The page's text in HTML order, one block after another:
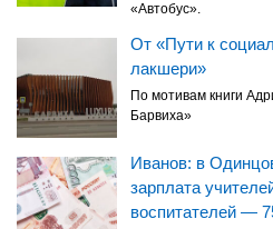
«Автобус».
От «Пути к
лакшери»
По мотивам книги
Барвиха»
Иванов: в
зарплата
воспитателей —